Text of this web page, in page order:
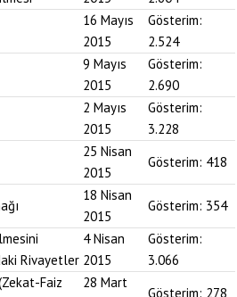
16 Mayıs
2015
Gösterim:
2.524
9 Mayıs
2015
Gösterim:
2.690
2 Mayıs
2015
Gösterim:
3.228
25 Nisan
2015
Gösterim: 418
18 Nisan
2015
Gösterim: 354
Rivayetler
4 Nisan
2015
Gösterim:
3.066
Faiz
28 Mart
Gösterim: 278